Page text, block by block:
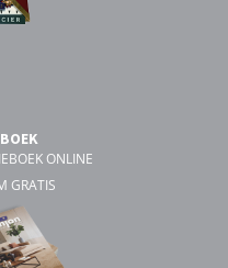
ONLINE
GRATIS